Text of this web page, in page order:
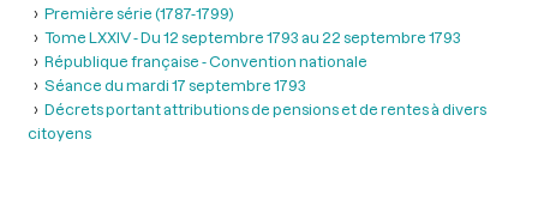
Première série (1787-1799)
Tome LXXIV - Du 12 septembre 1793 au 22 septembre 1793
République française - Convention nationale
Séance du mardi 17 septembre 1793
Décrets portant attributions de pensions et de rentes à divers
citoyens